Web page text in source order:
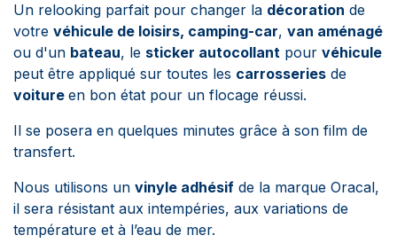
Un relooking parfait pour changer la décoration de
votre véhicule de loisirs, camping-car, van aménagé
ou d'un bateau, le sticker autocollant pour véhicule
peut être appliqué sur toutes les carrosseries de
voiture en bon état pour un flocage réussi.
Il se posera en quelques minutes grâce à son film de
transfert.
Nous utilisons un vinyle adhésif de la marque Oracal,
il sera résistant aux intempéries, aux variations de
température et à l’eau de mer.